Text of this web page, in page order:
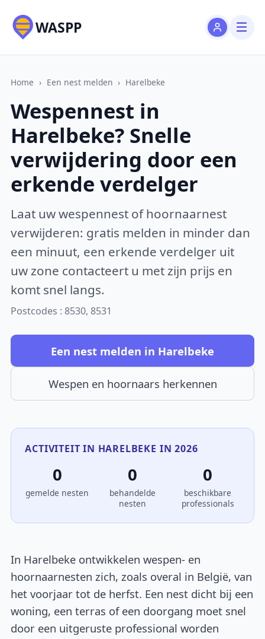
WASPP
Home › Een nest melden › Harelbeke
Wespennest in
Harelbeke? Snelle
verwijdering door een
erkende verdelger
Laat uw wespennest of hoornaarnest
verwijderen: gratis melden in minder dan
een minuut, een erkende verdelger uit
uw zone contacteert u met zijn prijs en
komt snel langs.
Postcodes : 8530, 8531
Een nest melden in Harelbeke
Wespen en hoornaars herkennen
ACTIVITEIT IN HARELBEKE IN 2026
0
gemelde nesten
0
behandelde
nesten
0
beschikbare
professionals
In Harelbeke ontwikkelen wespen- en
hoornaarnesten zich, zoals overal in België, van
het voorjaar tot de herfst. Een nest dicht bij een
woning, een terras of een doorgang moet snel
door een uitgeruste professional worden